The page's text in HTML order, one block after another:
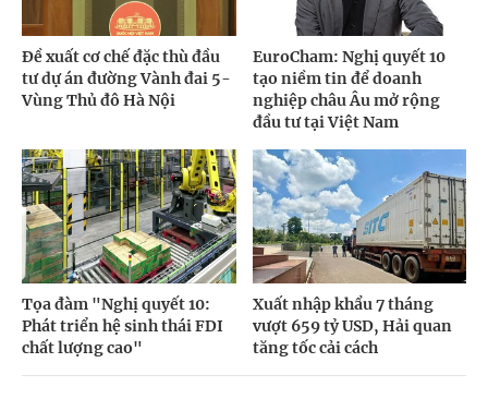
Đề xuất cơ chế đặc thù đầu
tư dự án đường Vành đai 5-
Vùng Thủ đô Hà Nội
EuroCham: Nghị quyết 10
tạo niềm tin để doanh
nghiệp châu Âu mở rộng
đầu tư tại Việt Nam
Tọa đàm "Nghị quyết 10:
Phát triển hệ sinh thái FDI
chất lượng cao"
Xuất nhập khẩu 7 tháng
vượt 659 tỷ USD, Hải quan
tăng tốc cải cách